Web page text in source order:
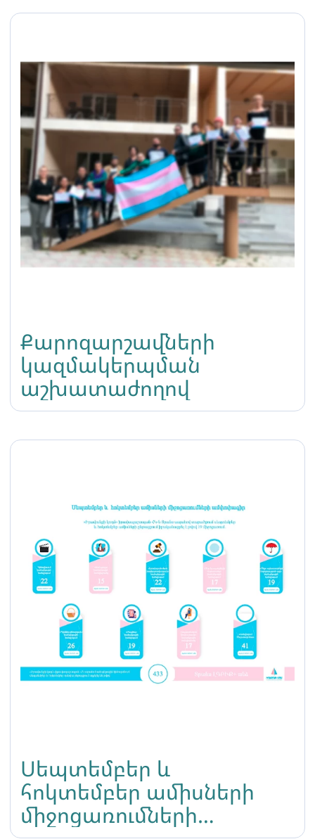
Քարոզարշավների
կազմակերպման
աշխատաժողով
Սեպտեմբեր և
հոկտեմբեր ամիսների
միջոցառումների